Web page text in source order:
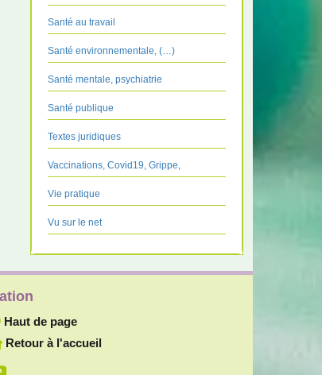
Santé au travail
Santé environnementale, (…)
Santé mentale, psychiatrie
Santé publique
Textes juridiques
Vaccinations, Covid19, Grippe,
Vie pratique
Vu sur le net
Haut de page
Retour à l'accueil